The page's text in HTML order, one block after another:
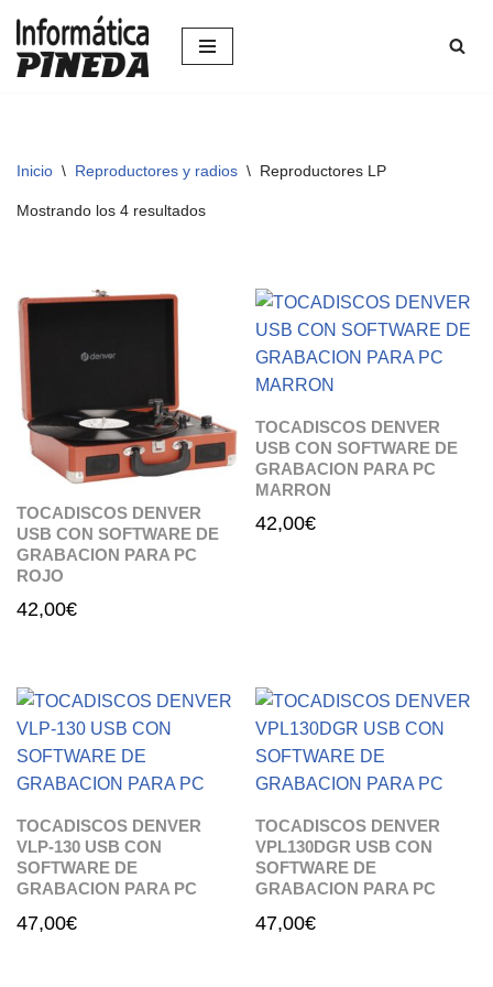
Saltar
Inicio \ Reproductores y radios \ Reproductores LP
Mostrando los 4 resultados
TOCADISCOS DENVER
USB CON SOFTWARE DE
GRABACION PARA PC
ROJO
42,00€
TOCADISCOS DENVER
USB CON SOFTWARE DE
GRABACION PARA PC
MARRON
42,00€
TOCADISCOS DENVER
VLP-130 USB CON
SOFTWARE DE
GRABACION PARA PC
47,00€
TOCADISCOS DENVER
VPL130DGR USB CON
SOFTWARE DE
GRABACION PARA PC
47,00€